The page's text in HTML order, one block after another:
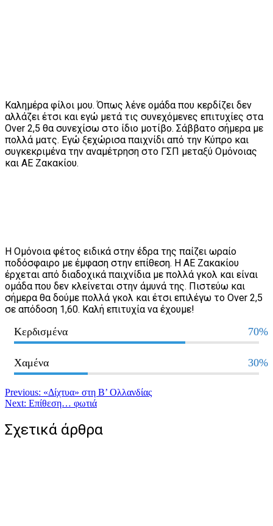
Καλημέρα φίλοι μου. Όπως λένε ομάδα που κερδίζει δεν
αλλάζει έτσι και εγώ μετά τις συνεχόμενες επιτυχίες στα
Over 2,5 θα συνεχίσω στο ίδιο μοτίβο. Σάββατο σήμερα με
πολλά ματς. Εγώ ξεχώρισα παιχνίδι από την Κύπρο και
συγκεκριμένα την αναμέτρηση στο ΓΣΠ μεταξύ Ομόνοιας
και ΑΕ Ζακακίου.
Η Ομόνοια φέτος ειδικά στην έδρα της παίζει ωραίο
ποδόσφαιρο με έμφαση στην επίθεση. Η ΑΕ Ζακακίου
έρχεται από διαδοχικά παιχνίδια με πολλά γκολ και είναι
ομάδα που δεν κλείνεται στην άμυνά της. Πιστεύω και
σήμερα θα δούμε πολλά γκολ και έτσι επιλέγω το Over 2,5
σε απόδοση 1,60. Καλή επιτυχία να έχουμε!
Κερδισμένα 70%
Χαμένα 30%
Πλοήγηση
άρθρων
Previous: «Δίχτυα» στη Β’ Ολλανδίας
Next: Επίθεση… φωτιά
Σχετικά άρθρα